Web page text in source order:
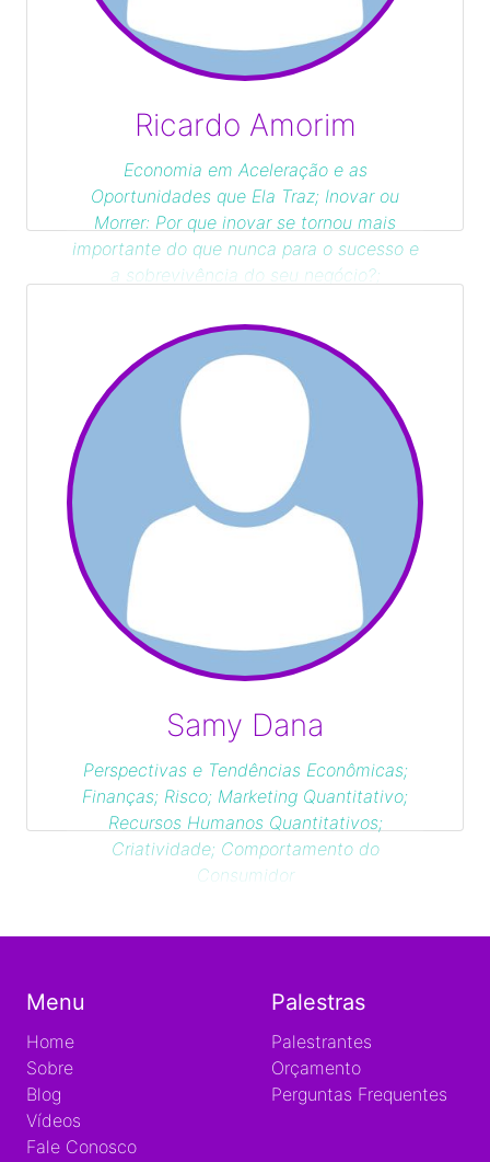
Ricardo Amorim
Economia em Aceleração e as
Oportunidades que Ela Traz; Inovar ou
Morrer: Por que inovar se tornou mais
importante do que nunca para o sucesso e
a sobrevivência do seu negócio?;
paradigma
Samy Dana
Perspectivas e Tendências Econômicas;
Finanças; Risco; Marketing Quantitativo;
Recursos Humanos Quantitativos;
Criatividade; Comportamento do
Consumidor
Menu
Home
Sobre
Blog
Vídeos
Fale Conosco
Palestras
Palestrantes
Orçamento
Perguntas Frequentes